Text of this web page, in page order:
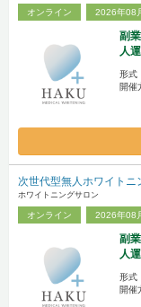
オンライン 2026年08
副
人
形式
開催
次世代型無人ホワイトニ
ホワイトニングサロン
オンライン 2026年08
副
人
形式
開催